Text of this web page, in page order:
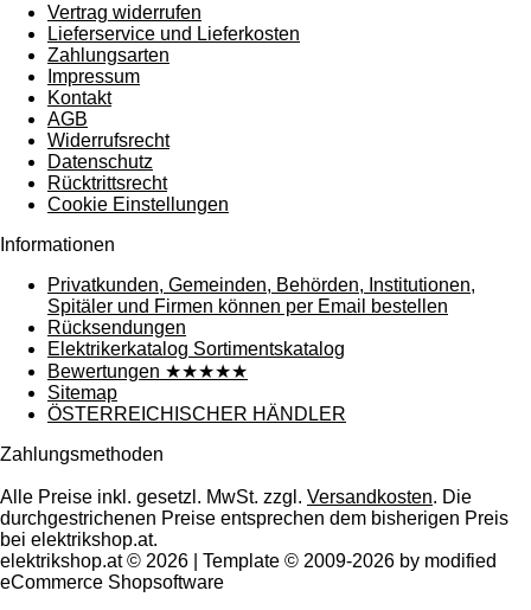
Vertrag widerrufen
Lieferservice und Lieferkosten
Zahlungsarten
Impressum
Kontakt
AGB
Widerrufsrecht
Datenschutz
Rücktrittsrecht
Cookie Einstellungen
Informationen
Privatkunden, Gemeinden, Behörden, Institutionen,
Spitäler und Firmen können per Email bestellen
Rücksendungen
Elektrikerkatalog Sortimentskatalog
Bewertungen ★★★★★
Sitemap
ÖSTERREICHISCHER HÄNDLER
Zahlungsmethoden
Alle Preise inkl. gesetzl. MwSt. zzgl. Versandkosten. Die
durchgestrichenen Preise entsprechen dem bisherigen Preis
bei elektrikshop.at.
elektrikshop.at © 2026 | Template © 2009-2026 by modified
eCommerce Shopsoftware